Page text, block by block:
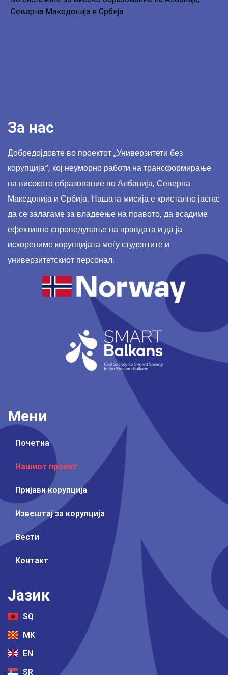
Северна Македонија и Србија.
За нас
Добредојдовте во проектот „Универзитети без
корупција“, кој неуморно работи на трансформирање
на високото образование во Албанија, Северна
Македонија и Србија. Нашата мисија е кристално јасна:
да се залагаме за владеење на правото, да всадиме
ефективно спроведување на правдата и да ја
искорениме корупцијата меѓу студентите и
универзитетскиот персонал.
Мени
Почетна
Нашиот проект
Пријави корупција
Извештај за корупција
Вести
Контакт
Јазик
SQ
MK
EN
SR